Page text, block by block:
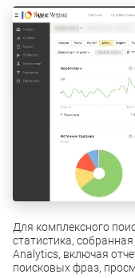
Для комплексного
статистика,
Analytics, включая
поисковых фраз,